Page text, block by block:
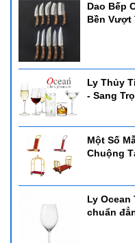
Dao Bếp
Bền Vượt
Ly Thủy
- Sang
Một Số
Chuộng
Ly Ocean
chuẩn